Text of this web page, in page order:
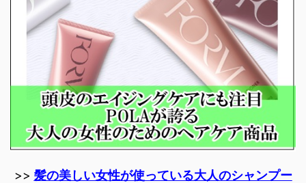
>> 髪の美しい女性が使っている大人のシャンプー